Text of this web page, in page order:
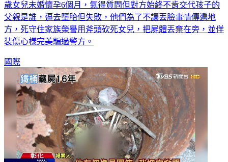
歲女兒未婚懷孕6個月，氣得質問但對方始終不肯交代孩子的
父親是誰，逼去墮胎但失敗，他們為了不讓丟臉事情傳遍地
方，死守住家族榮譽用斧頭砍死女兒，把屍體丟棄在旁，並佯
裝傷心樣完美騙過警方。
國際